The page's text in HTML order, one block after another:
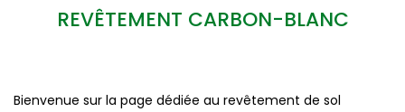
REVÊTEMENT CARBON-BLANC
Bienvenue sur la page dédiée au revêtement de sol